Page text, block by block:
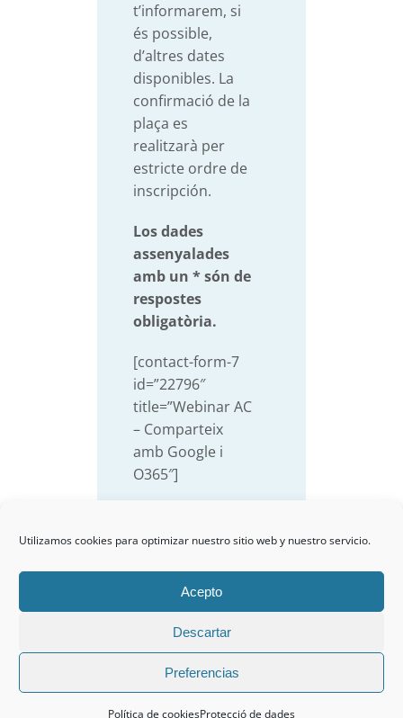
Utilizamos cookies para optimizar nuestro sitio web y nuestro servicio.
Acepto
Descartar
Preferencias
Política de cookiesProtecció de dades
t’informarem, si
és possible,
d’altres dates
disponibles. La
confirmació de la
plaça es
realitzarà per
estricte ordre de
inscripción.
Los dades
assenyalades
amb un * són de
respostes
obligatòria.
[contact-form-7
id=”22796″
title=”Webinar AC
– Comparteix
amb Google i
O365″]
Aviso legal|Protección de datos|Política de cookies|Política de
© Copyright 2022 Educaria Euro S.L.U. | Todos los derechos reservados